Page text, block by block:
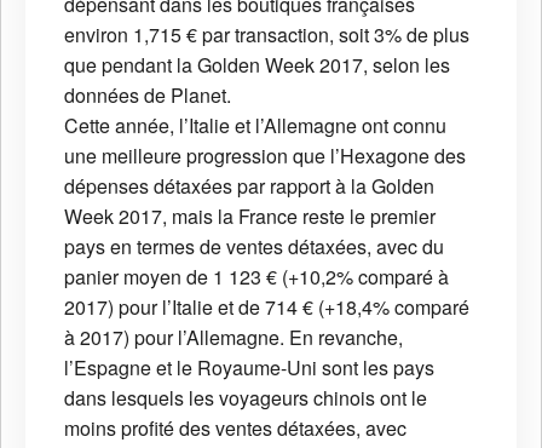
environ 1,715 € par transaction, soit 3% de plus
que pendant la Golden Week 2017, selon les
données de Planet.
Cette année, l’Italie et l’Allemagne ont connu
une meilleure progression que l’Hexagone des
dépenses détaxées par rapport à la Golden
Week 2017, mais la France reste le premier
pays en termes de ventes détaxées, avec du
panier moyen de 1 123 € (+10,2% comparé à
2017) pour l’Italie et de 714 € (+18,4% comparé
à 2017) pour l’Allemagne. En revanche,
l’Espagne et le Royaume-Uni sont les pays
dans lesquels les voyageurs chinois ont le
moins profité des ventes détaxées, avec